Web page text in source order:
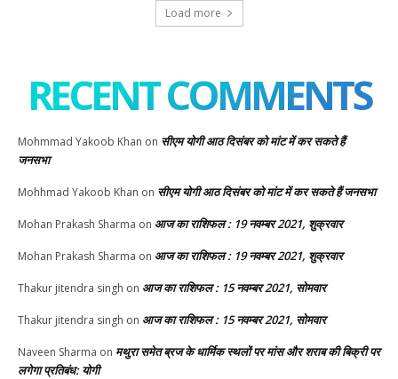
Load more
RECENT COMMENTS
Mohmmad Yakoob Khan on सीएम योगी आठ दिसंबर को मांट में कर सकते हैं
जनसभा
Mohhmad Yakoob Khan on सीएम योगी आठ दिसंबर को मांट में कर सकते हैं जनसभा
Mohan Prakash Sharma on आज का राशिफल : 19 नवम्बर 2021, शुक्रवार
Mohan Prakash Sharma on आज का राशिफल : 19 नवम्बर 2021, शुक्रवार
Thakur jitendra singh on आज का राशिफल : 15 नवम्बर 2021, सोमवार
Thakur jitendra singh on आज का राशिफल : 15 नवम्बर 2021, सोमवार
Naveen Sharma on मथुरा समेत ब्रज के धार्मिक स्थलों पर मांस और शराब की बिक्री पर
लगेगा प्रतिबंध: योगी